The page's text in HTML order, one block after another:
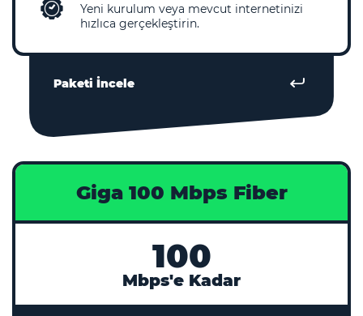
Yeni kurulum veya mevcut internetinizi
hızlıca gerçekleştirin.
Paketi İncele
Giga 100 Mbps Fiber
100
Mbps'e Kadar